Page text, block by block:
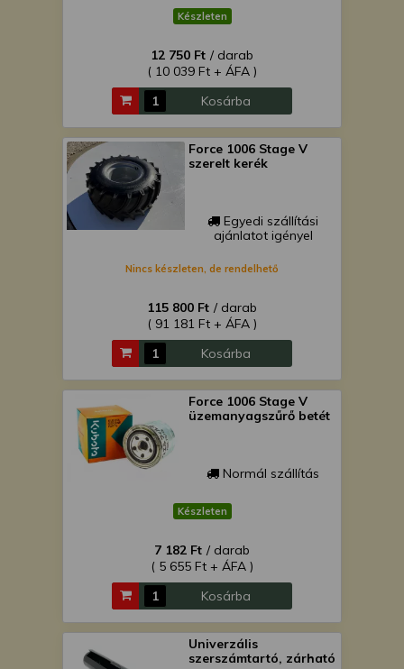
Készleten
12 750 Ft / darab
( 10 039 Ft + ÁFA )
Kosárba
Force 1006 Stage V
szerelt kerék
Egyedi szállítási
ajánlatot igényel
Nincs készleten, de rendelhető
115 800 Ft / darab
( 91 181 Ft + ÁFA )
Kosárba
Force 1006 Stage V
üzemanyagszűrő betét
Normál szállítás
Készleten
7 182 Ft / darab
( 5 655 Ft + ÁFA )
Kosárba
Univerzális
szerszámtartó, zárható